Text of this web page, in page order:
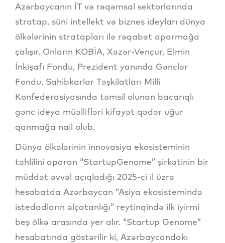
Azərbaycanın İT və rəqəmsal sektorlarında
stratap, süni intellekt və biznes ideyları dünya
ölkələrinin stratapları ilə rəqabət aparmağa
çalışır. Onların KOBİA, Xəzər-Vençur, Elmin
İnkişafı Fondu, Prezident yanında Gənclər
Fondu, Sahibkarlar Təşkilatları Milli
Konfederasiyasında təmsil olunan bacarıqlı
gənc ideya müəllifləri kifayət qədər uğur
qanmağa nail olub.
Dünya ölkələrinin innovasiya ekosisteminin
təhlilini aparan “StartupGenome” şirkətinin bir
müddət əvvəl açıqladığı 2025-ci il üzrə
hesabatda Azərbaycan “Asiya ekosistemində
istedadların əlçatanlığı” reytinqində ilk iyirmi
beş ölkə arasında yer alır. “Startup Genome”
hesabatında göstərilir ki, Azərbaycandakı